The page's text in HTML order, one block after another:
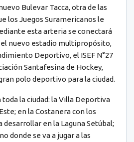
Bulevar Tacca, otra de las
los Juegos Suramericanos le
esta arteria se conectará
el nuevo estadio multipropósito,
Deportivo, el ISEF N°27
Santafesina de Hockey,
polo deportivo para la ciudad.
la ciudad: la Villa Deportiva
en la Costanera con los
desarrollar en la Laguna Setúbal;
donde se va a jugar a las